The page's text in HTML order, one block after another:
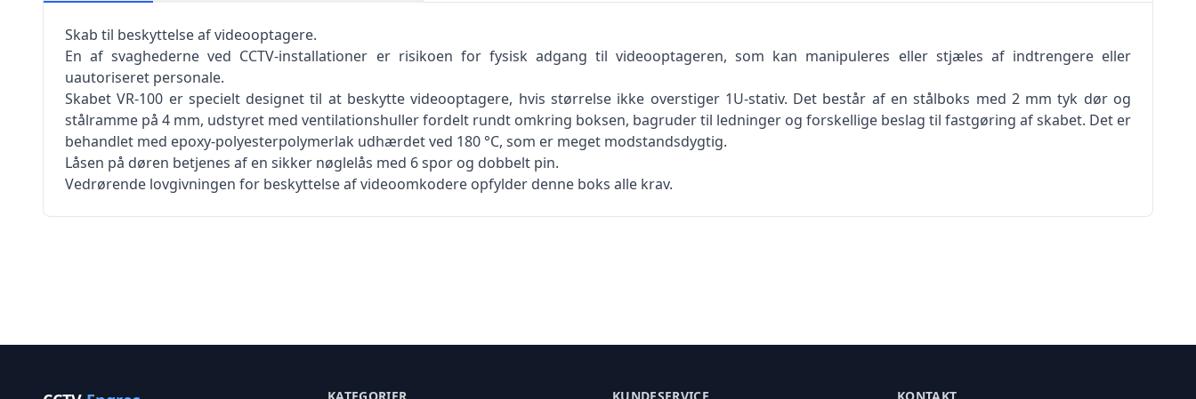
Skab til beskyttelse af videooptagere.
En af svaghederne ved CCTV-installationer er risikoen for fysisk adgang til videooptageren, som kan manipuleres eller stjæles af indtrengere eller
uautoriseret personale.
Skabet VR-100 er specielt designet til at beskytte videooptagere, hvis størrelse ikke overstiger 1U-stativ. Det består af en stålboks med 2 mm tyk dør og
stålramme på 4 mm, udstyret med ventilationshuller fordelt rundt omkring boksen, bagruder til ledninger og forskellige beslag til fastgøring af skabet. Det er
behandlet med epoxy-polyesterpolymerlak udhærdet ved 180 °C, som er meget modstandsdygtig.
Låsen på døren betjenes af en sikker nøglelås med 6 spor og dobbelt pin.
Vedrørende lovgivningen for beskyttelse af videoomkodere opfylder denne boks alle krav.